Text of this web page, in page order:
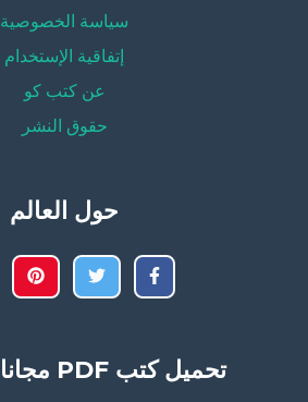
سياسة الخصوصية
إتفاقية الإستخدام
عن كتب كو
حقوق النشر
حول العالم
تحميل كتب PDF مجانا – كتب كو